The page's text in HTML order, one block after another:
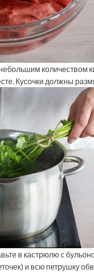
количеством
Кусочки должны
в кастрюлю с
и всю петрушку